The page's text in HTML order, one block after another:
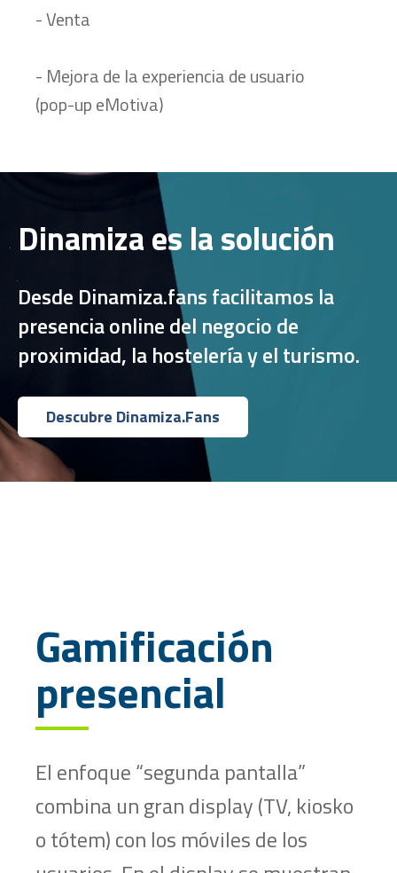
- Venta
- Mejora de la experiencia de usuario
(pop-up eMotiva)
Dinamiza es la solución
Desde Dinamiza.fans facilitamos la
presencia online del negocio de
proximidad, la hostelería y el turismo.
Descubre Dinamiza.Fans
Gamificación
presencial
El enfoque “segunda pantalla”
combina un gran display (TV, kiosko
o tótem) con los móviles de los